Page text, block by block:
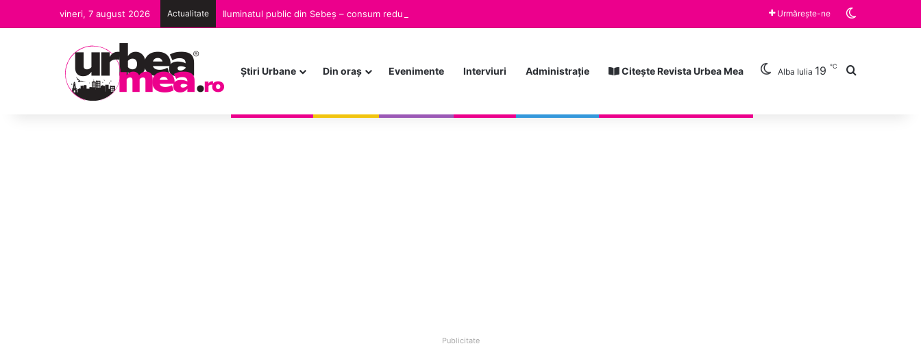
vineri, 7 august 2026 Actualitate Iluminatul public din Sebeș – consum redus de energie, siguranță menținută Urmărește-ne
Ştiri Urbane Din oraș Evenimente Interviuri Administrație Citește Revista Urbea Mea Alba Iulia 19 ℃ Caută după
Publicitate